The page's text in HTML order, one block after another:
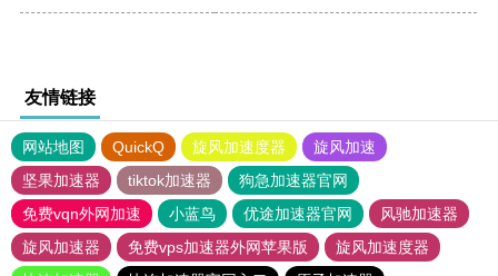
友情链接
网站地图 QuickQ 旋风加速度器
旋风加速
坚果加速器
tiktok加速器
狗急加速器官网
免费vqn外网加速
小蓝鸟 优途加速器官网
风驰加速器
旋风加速器
免费vps加速器外网苹果版
旋风加速度器